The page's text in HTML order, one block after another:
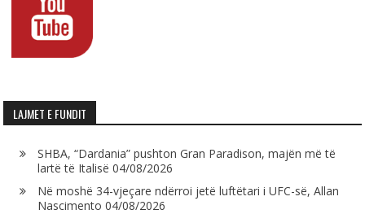
LAJMET E FUNDIT
SHBA, “Dardania” pushton Gran Paradison, majën më të
lartë të Italisë 04/08/2026
Në moshë 34-vjeçare ndërroi jetë luftëtari i UFC-së, Allan
Nascimento 04/08/2026